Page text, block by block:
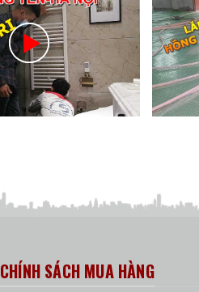
CHÍNH SÁCH MUA HÀNG